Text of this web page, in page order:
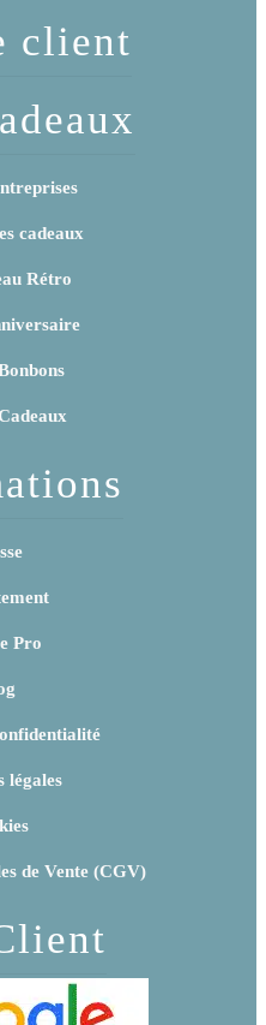
client
cadeaux
Rétro
Pro
légales
de Vente (CGV)